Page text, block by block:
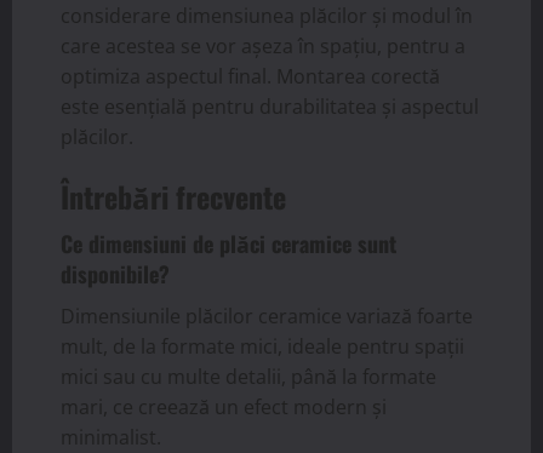
considerare dimensiunea plăcilor și modul în
care acestea se vor așeza în spațiu, pentru a
optimiza aspectul final. Montarea corectă
este esențială pentru durabilitatea și aspectul
plăcilor.
Întrebări frecvente
Ce dimensiuni de plăci ceramice sunt
disponibile?
Dimensiunile plăcilor ceramice variază foarte
mult, de la formate mici, ideale pentru spații
mici sau cu multe detalii, până la formate
mari, ce creează un efect modern și
minimalist.